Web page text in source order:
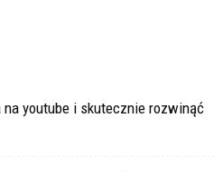
youtube i skutecznie rozwinąć